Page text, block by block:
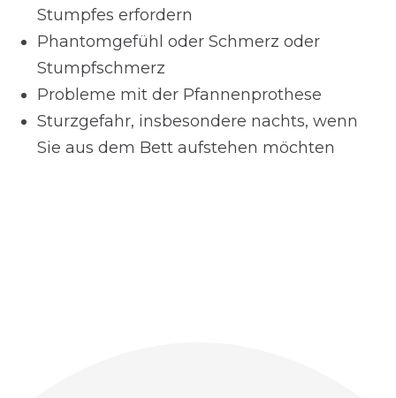
Stumpfes erfordern
Phantomgefühl oder Schmerz oder
Stumpfschmerz
Probleme mit der Pfannenprothese
Sturzgefahr, insbesondere nachts, wenn
Sie aus dem Bett aufstehen möchten